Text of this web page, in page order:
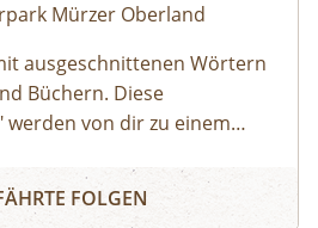
Mürzer Oberland
ausgeschnittenen Wörtern
Büchern. Diese
von dir zu einem
oder
werden, bis eine für dich
FOLGEN